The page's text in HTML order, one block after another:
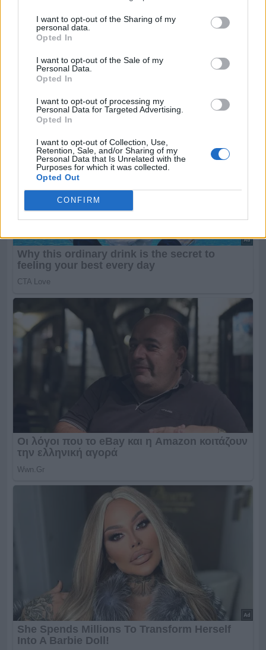
I want to opt-out of the Sharing of my
personal data.
Opted In
I want to opt-out of the Sale of my
Personal Data.
Opted In
I want to opt-out of processing my
Personal Data for Targeted Advertising.
Opted In
I want to opt-out of Collection, Use,
Retention, Sale, and/or Sharing of my
Personal Data that Is Unrelated with the
Purposes for which it was collected.
Opted Out
CONFIRM